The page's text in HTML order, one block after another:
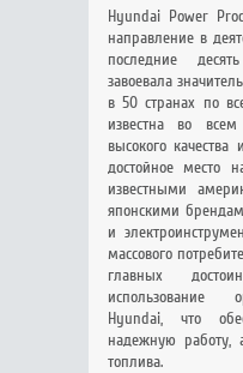
Hyundai Power
направление в
последние
завоевала
в 50 странах по
известна во
высокого
достойное место
известными
японскими
и
массового
главных
использование
Hyundai, что
надежную работу,
топлива.